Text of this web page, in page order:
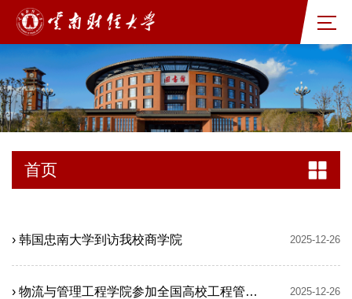
首页
› 韩国忠南大学到访我校商学院 2025-12-26
› 物流与管理工程学院参加全国高校工程管理类专业院长/系主任大会 2025-12-26